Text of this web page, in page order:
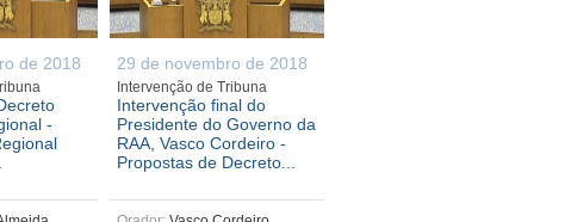
de 2018
-
29 de novembro de 2018
Intervenção de Tribuna
Intervenção final do
Presidente do Governo da
RAA, Vasco Cordeiro -
Propostas de Decreto...